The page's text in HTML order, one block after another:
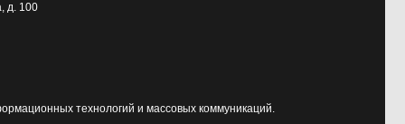
д. 100
технологий и массовых коммуникаций.